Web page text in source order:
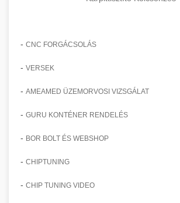
- CNC FORGÁCSOLÁS
- VERSEK
- AMEAMED ÜZEMORVOSI VIZSGÁLAT
- GURU KONTÉNER RENDELÉS
- BOR BOLT ÉS WEBSHOP
- CHIPTUNING
- CHIP TUNING VIDEO